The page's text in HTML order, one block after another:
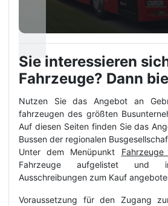
Sie interessieren
Fahrzeuge? Dann
Nutzen Sie das Angebot an
fahrzeugen des größten
Auf diesen Seiten finden Sie das
Bussen der regionalen
Unter dem Menüpunkt
Fahrzeuge aufgelistet und
Ausschreibungen zum Kauf
Voraussetzung für den Zugang